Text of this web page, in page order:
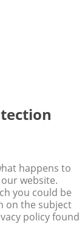
happens to
website.
you could be
on the subject
policy found